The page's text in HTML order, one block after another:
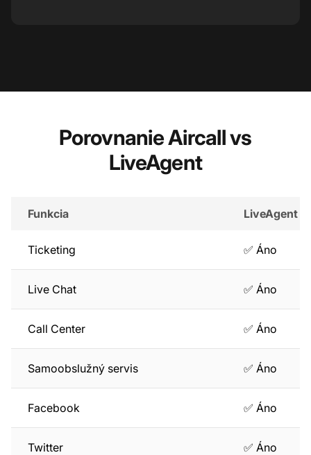
Porovnanie Aircall vs
LiveAgent
Funkcia LiveAgent
Ticketing ✅ Áno
Live Chat ✅ Áno
Call Center ✅ Áno
Samoobslužný servis ✅ Áno
Facebook ✅ Áno
Twitter ✅ Áno